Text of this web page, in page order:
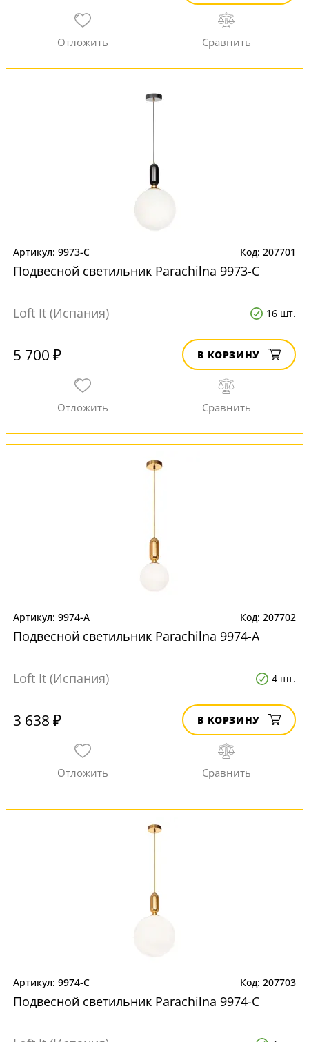
9973-C 207701
Подвесной светильник Parachilna 9973-C
Loft It (Испания) 16 шт.
5 700 ₽ В КОРЗИНУ
9974-A 207702
Подвесной светильник Parachilna 9974-A
Loft It (Испания) 4 шт.
3 638 ₽ В КОРЗИНУ
9974-C 207703
Подвесной светильник Parachilna 9974-C